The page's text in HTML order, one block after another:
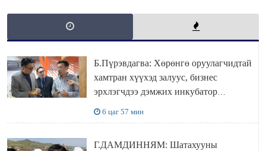
Б.Пүрэвдагва: Хөрөнгө оруулагчидтай
хамтран хүүхэд залуус, бизнес
эрхлэгчдээ дэмжих инкубатор
6 цаг 57 мин
Г.ДАМДИННЯМ: Шатахууны